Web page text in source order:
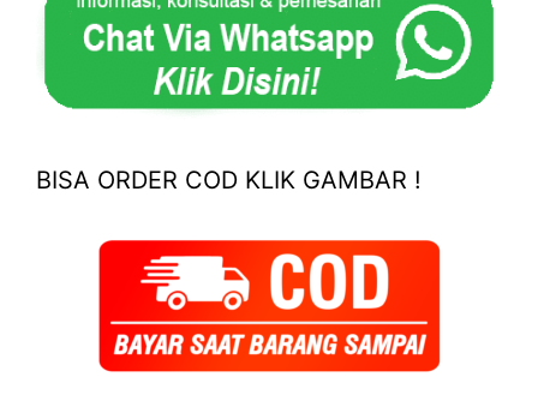
BISA ORDER COD KLIK GAMBAR !